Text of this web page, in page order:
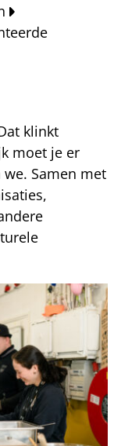
klinkt
moet je er
Samen met